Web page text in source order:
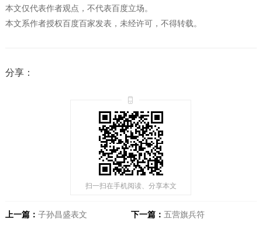
本文仅代表作者观点，不代表百度立场。
本文系作者授权百度百家发表，未经许可，不得转载。
分享：
扫一扫在手机阅读、分享本文
上一篇： 子孙昌盛表文 下一篇： 五营旗兵符